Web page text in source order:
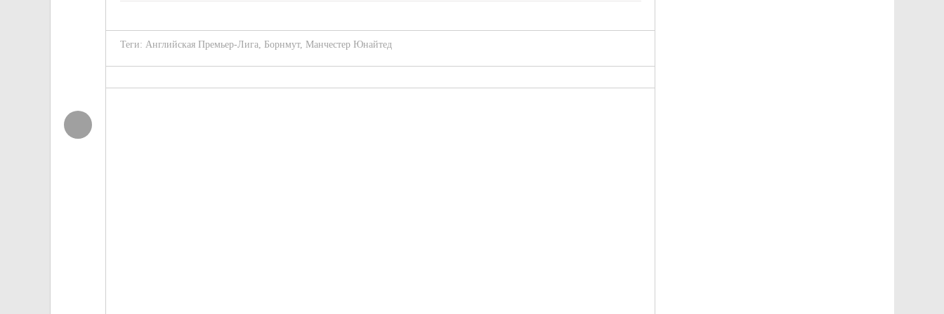
Теги: Английская Премьер-Лига, Борнмут, Манчестер Юнайтед